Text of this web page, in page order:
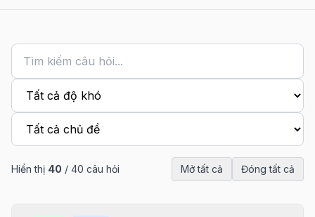
Hiển thị 40 / 40 câu hỏi Mở tất cả Đóng tất cả